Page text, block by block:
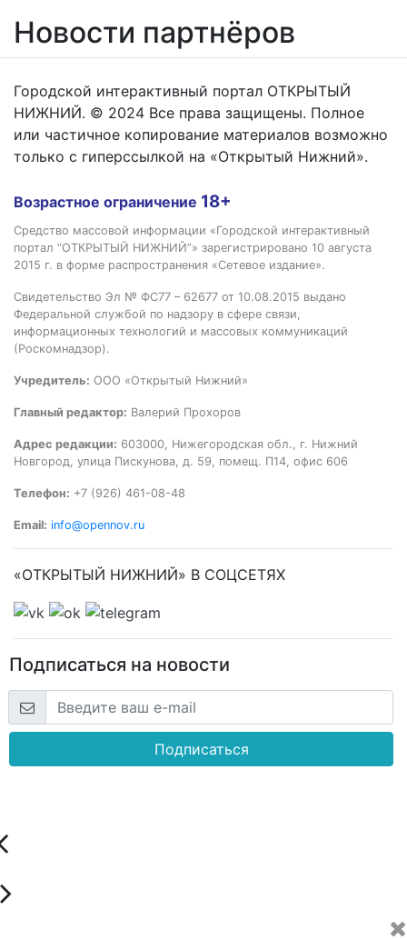
Новости партнёров
Городской интерактивный портал ОТКРЫТЫЙ
НИЖНИЙ. © 2024 Все права защищены. Полное
или частичное копирование материалов возможно
только с гиперссылкой на «Открытый Нижний».
Возрастное ограничение 18+
Средство массовой информации «Городской интерактивный
портал “ОТКРЫТЫЙ НИЖНИЙ”» зарегистрировано 10 августа
2015 г. в форме распространения «Сетевое издание».
Свидетельство Эл № ФС77 – 62677 от 10.08.2015 выдано
Федеральной службой по надзору в сфере связи,
информационных технологий и массовых коммуникаций
(Роскомнадзор).
Учредитель: ООО «Открытый Нижний»
Главный редактор: Валерий Прохоров
Адрес редакции: 603000, Нижегородская обл., г. Нижний
Новгород, улица Пискунова, д. 59, помещ. П14, офис 606
Телефон: +7 (926) 461-08-48
Email: info@opennov.ru
«ОТКРЫТЫЙ НИЖНИЙ» В СОЦСЕТЯХ
Подписаться на новости
Подписаться